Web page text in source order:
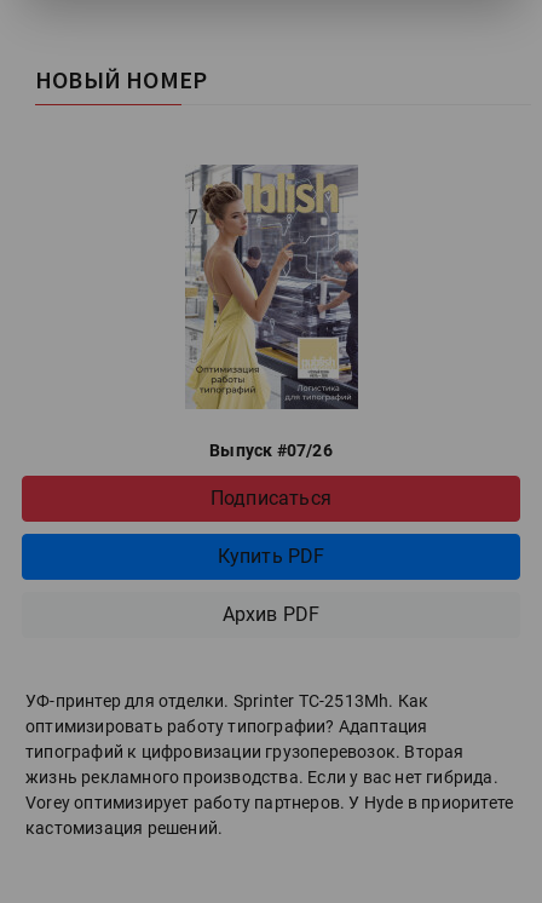
НОВЫЙ НОМЕР
Выпуск #07/26
Подписаться
Купить PDF
Архив PDF
УФ-принтер для отделки. Sprinter ТС-2513Mh. Как
оптимизировать работу типографии? Адаптация
типографий к цифровизации грузоперевозок. Вторая
жизнь рекламного производства. Если у вас нет гибрида.
Vorey оптимизирует работу партнеров. У Hyde в приоритете
кастомизация решений.